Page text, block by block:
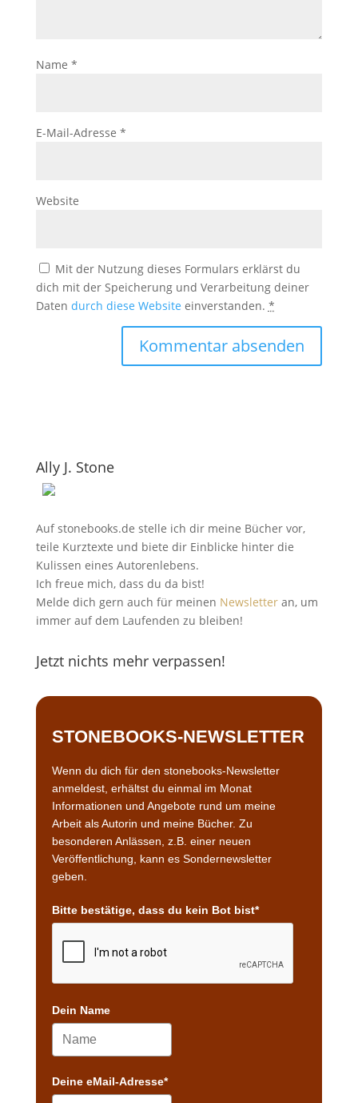
Name *
E-Mail-Adresse *
Website
Mit der Nutzung dieses Formulars erklärst du
dich mit der Speicherung und Verarbeitung deiner
Daten durch diese Website einverstanden. *
Ally J. Stone
Auf stonebooks.de stelle ich dir meine Bücher vor,
teile Kurztexte und biete dir Einblicke hinter die
Kulissen eines Autorenlebens.
Ich freue mich, dass du da bist!
Melde dich gern auch für meinen Newsletteran, um
immer auf dem Laufenden zu bleiben!
Jetzt nichts mehr verpassen!
STONEBOOKS-NEWSLETTER
Wenn du dich für den stonebooks-Newsletter
anmeldest, erhältst du einmal im Monat
Informationen und Angebote rund um meine
Arbeit als Autorin und meine Bücher. Zu
besonderen Anlässen, z.B. einer neuen
Veröffentlichung, kann es Sondernewsletter
geben.
Bitte bestätige, dass du kein Bot bist*
Dein Name
Deine eMail-Adresse*